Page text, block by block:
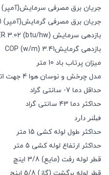
جریان برق مصرفی سرمایش(آمپر) 10.6
جریان برق مصرفی گرمایش(آمپر) 11.1
بازدهی سرمایش (btu/hw) EER 3.02
بازدهی گرمایشCOP (w/m) 3.41
میزان پرتاب باد 10 متر
مدل چرخش و نوسان هوا 4 جهت اتوماتیک
حداقل دما 7- سانتی گراد
حداکثر دما 43 سانتی گراد
فیلتر دارد
حداکثر طول لوله کشی 15 متر
حداکثر ارتفاع لوله کشی 5 متر
قطر لوله رفت (مایع) 3/8 اینچ